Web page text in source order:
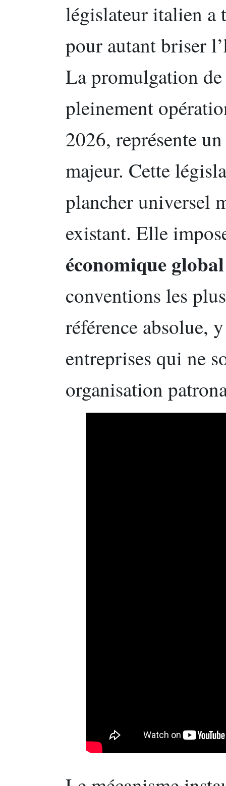
législateur italien a
pour autant briser
La promulgation
pleinement
2026, représente
majeur. Cette
plancher universel
existant. Elle
économique
conventions les
référence absolue,
entreprises qui ne
organisation